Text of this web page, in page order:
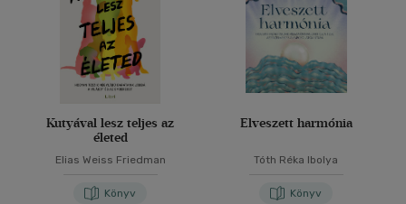
Kutyával lesz teljes az
életed
Elias Weiss Friedman
Könyv
Elveszett harmónia
Tóth Réka Ibolya
Könyv